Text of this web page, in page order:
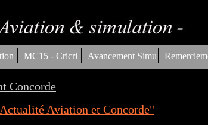
| MC15 - Cricri | Avancement Simu|
Concorde
Aviation et Concorde"